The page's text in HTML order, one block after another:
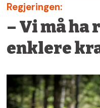
Regjeringen:
– Vi må ha
enklere